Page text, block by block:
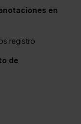
en
registro
de